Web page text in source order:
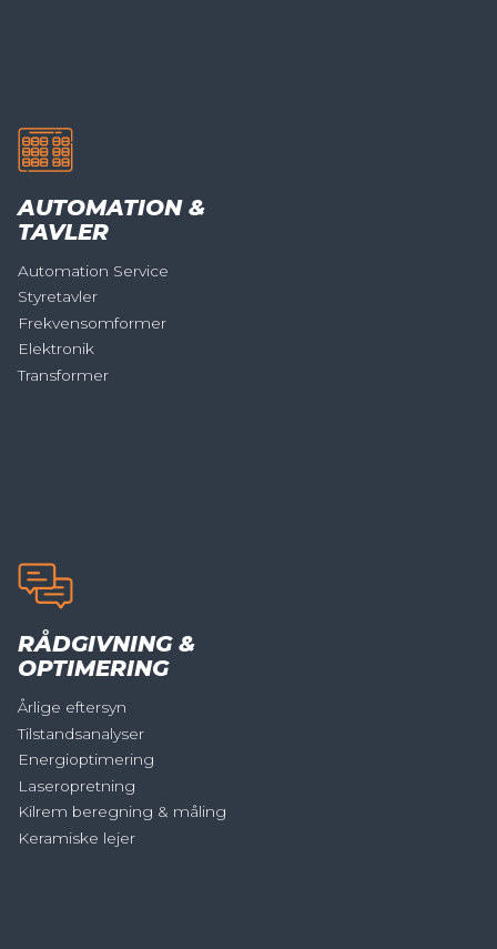
AUTOMATION &
TAVLER
Automation Service
Styretavler
Frekvensomformer
Elektronik
Transformer
RÅDGIVNING &
OPTIMERING
Årlige eftersyn
Tilstandsanalyser
Energioptimering
Laseropretning
Kilrem beregning & måling
Keramiske lejer